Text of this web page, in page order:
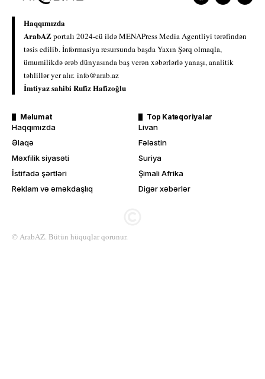
Haqqımızda
ArabAZportalı 2024-cü ildə MENAPress Media Agentliyi tərəfindən
təsis edilib. İnformasiya resursunda başda Yaxın Şərq olmaqla,
ümumilikdə ərəb dünyasında baş verən xəbərlərlə yanaşı, analitik
təhlillər yer alır. info@arab.az
İmtiyaz sahibi Rufiz Hafizoğlu
Məlumat
Haqqımızda
Əlaqə
Məxfilik siyasəti
İstifadə şərtləri
Reklam və əməkdaşlıq
Top Kateqoriyalar
Livan
Fələstin
Suriya
Şimali Afrika
Digər xəbərlər
© ArabAZ. Bütün hüquqlar qorunur.